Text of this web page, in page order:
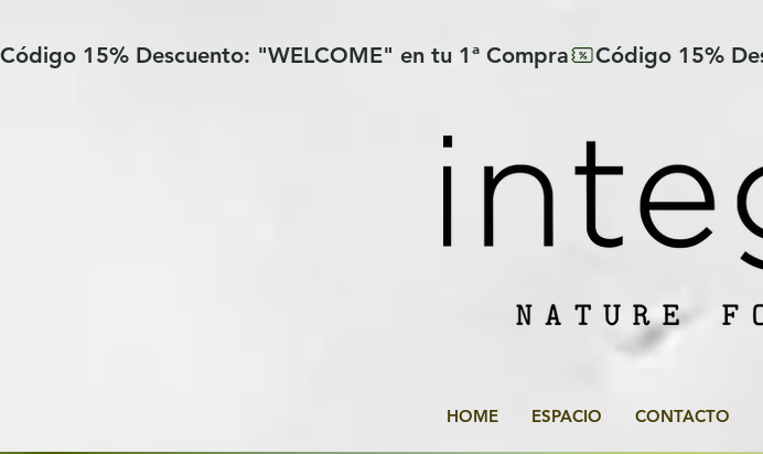
Código 15% Descuento: "WELCOME" en tu 1ª Compra
HOME ESPACIO CONTACTO